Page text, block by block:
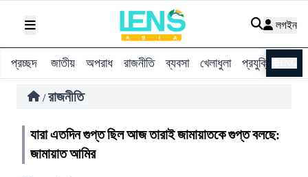
লগইন
প্রচ্ছদ জাতীয় অপরাধ রাজনীতি ব্যবসা খেলাধুলা প্রযুক্তি
/ রাজনীতি
যারা এতদিন গুপ্ত ছিল আজ তারাই জামায়াতকে গুপ্ত বলছে:
জামায়াত আমির